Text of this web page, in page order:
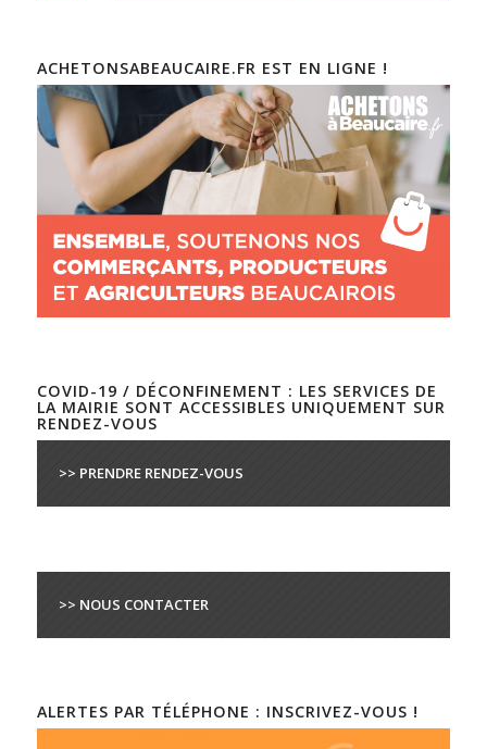
ACHETONSABEAUCAIRE.FR EST EN LIGNE !
COVID-19 / DÉCONFINEMENT : LES SERVICES DE
LA MAIRIE SONT ACCESSIBLES UNIQUEMENT SUR
RENDEZ-VOUS
>> PRENDRE RENDEZ-VOUS
>> NOUS CONTACTER
ALERTES PAR TÉLÉPHONE : INSCRIVEZ-VOUS !